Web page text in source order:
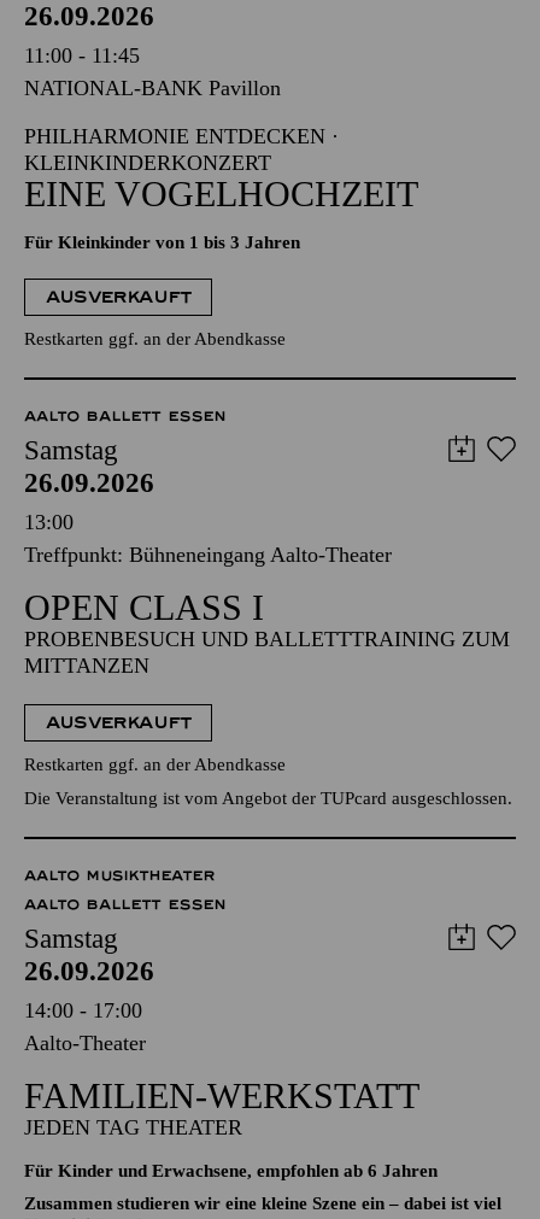
26.09.2026
11:00 - 11:45
NATIONAL-BANK Pavillon
PHILHARMONIE ENTDECKEN ·
KLEINKINDERKONZERT
EINE VOGELHOCHZEIT
Für Kleinkinder von 1 bis 3 Jahren
AUSVERKAUFT
Restkarten ggf. an der Abendkasse
AALTO BALLETT ESSEN
Samstag
26.09.2026
13:00
Treffpunkt: Bühneneingang Aalto-Theater
OPEN CLASS I
PROBENBESUCH UND BALLETTTRAINING ZUM
MITTANZEN
AUSVERKAUFT
Restkarten ggf. an der Abendkasse
Die Veranstaltung ist vom Angebot der TUPcard ausgeschlossen.
AALTO MUSIKTHEATER
AALTO BALLETT ESSEN
Samstag
26.09.2026
14:00 - 17:00
Aalto-Theater
FAMILIEN-WERKSTATT
JEDEN TAG THEATER
Für Kinder und Erwachsene, empfohlen ab 6 Jahren
Zusammen studieren wir eine kleine Szene ein – dabei ist viel